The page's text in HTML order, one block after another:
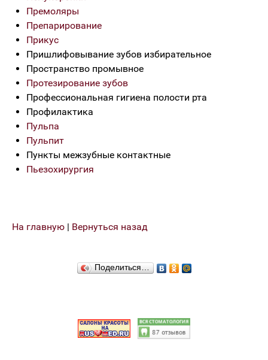
Премоляры
Препарирование
Прикус
Пришлифовывание зубов избирательное
Пространство промывное
Протезирование зубов
Профессиональная гигиена полости рта
Профилактика
Пульпа
Пульпит
Пункты межзубные контактные
Пьезохирургия
На главную | Вернуться назад
Поделиться…